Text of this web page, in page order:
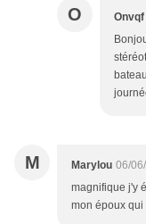
O Onvqf
M Marylou 06/
magnifique j'y
mon époux qui